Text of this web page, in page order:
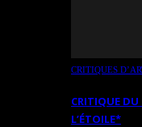
CRITIQUES
CRITIQUE DU
L’ÉTOILE*